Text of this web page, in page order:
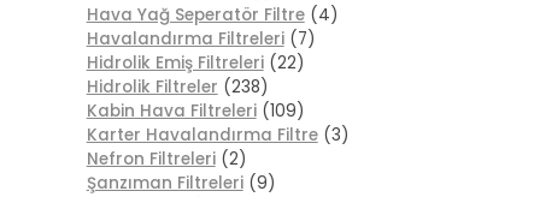
Hava Yağ Seperatör Filtre (4)
Havalandırma Filtreleri (7)
Hidrolik Emiş Filtreleri (22)
Hidrolik Filtreler (238)
Kabin Hava Filtreleri (109)
Karter Havalandırma Filtre (3)
Nefron Filtreleri (2)
Şanzıman Filtreleri (9)